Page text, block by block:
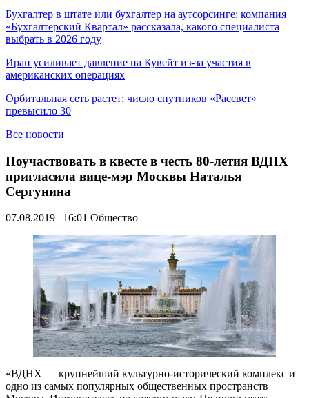
Бухгалтер в штате или бухгалтер на аутсорсинге: компания
«Бухгалтерский Квартал» рассказала, какого специалиста
выбрать в 2026 году
Иран усиливает давление на Кувейт из-за участия в
американских операциях
Орбитальная сеть растет: число спутников «Рассвет»
превысило 30
Все новости
Поучаствовать в квесте в честь 80-летия ВДНХ
пригласила вице-мэр Москвы Наталья
Сергунина
07.08.2019 | 16:01 Общество
«ВДНХ — крупнейший культурно-исторический комплекс и
одно из самых популярных общественных пространств